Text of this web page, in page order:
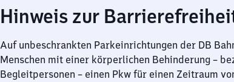
Hinweis zur
Auf unbeschrankten Parkeinrichtungen der DB
Menschen mit einer körperlichen Behinderung –
Begleitpersonen – einen Pkw für einen Zeitraum